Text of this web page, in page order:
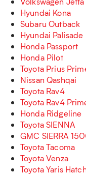
Hyundai Kona
Subaru Outback
Hyundai Palisade
Honda Passport
Honda Pilot
Toyota Prius
Nissan Qashqai
Toyota Rav4
Toyota Rav4
Honda Ridgeline
Toyota SIENNA
GMC SIERRA
Toyota Tacoma
Toyota Venza
Toyota Yaris